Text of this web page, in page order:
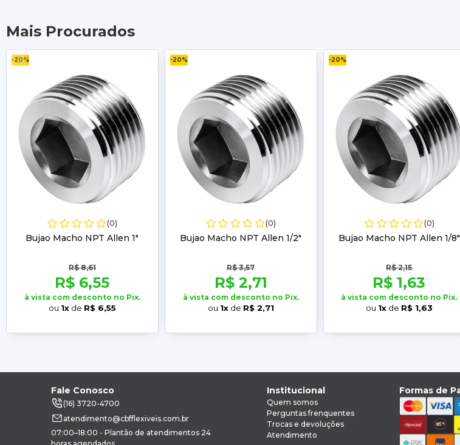
Mais Procurados
-20%
(0)
Bujao Macho NPT Allen 1"
R$ 8,61
R$ 6,55
à vista com desconto no Pix.
ou 1xde R$ 6,55
-20%
(0)
Bujao Macho NPT Allen 1/2"
R$ 3,57
R$ 2,71
à vista com desconto no Pix.
ou 1xde R$ 2,71
-20%
(0)
Bujao Macho NPT Allen 1/8"
R$ 2,15
R$ 1,63
à vista com desconto no Pix.
ou 1xde R$ 1,63
Fale Conosco
(16) 3720-4700
atendimento@cbfflexiveis.com.br
07:00–18:00 - Plantão de atendimentos 24
Institucional
Quem somos
Perguntas frenquentes
Trocas e devoluções
Atendimento
Formas de